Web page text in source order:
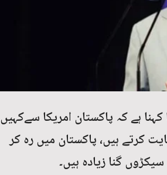
ہے کہ پاکستان امریکا سےکہیں
کرتے ہیں، پاکستان میں رہ کر
گنا زیادہ ہیں۔